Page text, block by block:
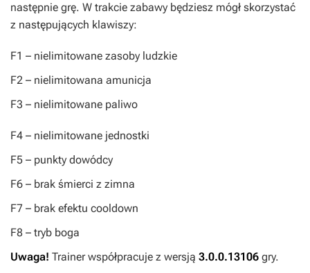
następnie grę. W trakcie zabawy będziesz mógł skorzystać
z następujących klawiszy:
F1 – nielimitowane zasoby ludzkie
F2 – nielimitowana amunicja
F3 – nielimitowane paliwo
F4 – nielimitowane jednostki
F5 – punkty dowódcy
F6 – brak śmierci z zimna
F7 – brak efektu cooldown
F8 – tryb boga
Uwaga! Trainer współpracuje z wersją 3.0.0.13106 gry.